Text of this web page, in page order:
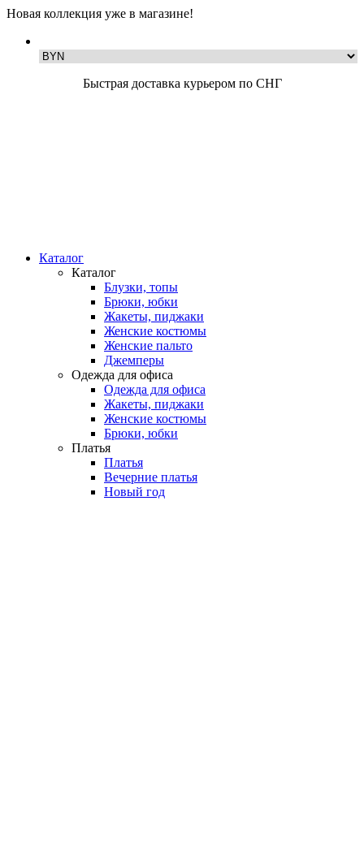
Новая коллекция уже в магазине!
Быстрая доставка курьером по СНГ
Каталог
Каталог
Блузки, топы
Брюки, юбки
Жакеты, пиджаки
Женские костюмы
Женские пальто
Джемперы
Одежда для офиса
Одежда для офиса
Жакеты, пиджаки
Женские костюмы
Брюки, юбки
Платья
Платья
Вечерние платья
Новый год